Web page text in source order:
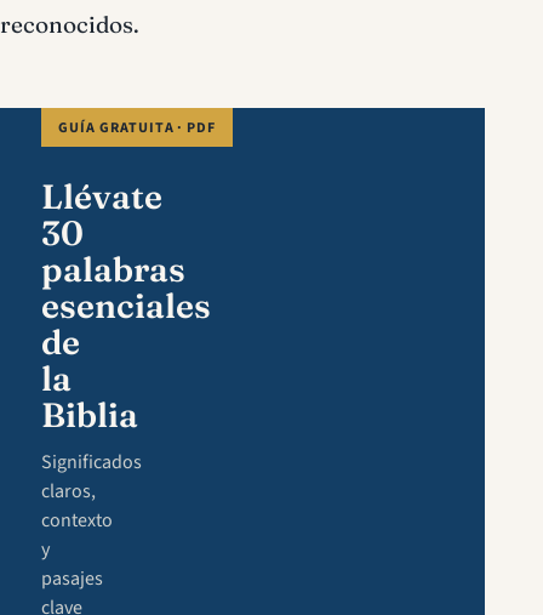
reconocidos.
GUÍA GRATUITA · PDF
Llévate
30
palabras
esenciales
de
la
Biblia
Significados
claros,
contexto
y
pasajes
clave